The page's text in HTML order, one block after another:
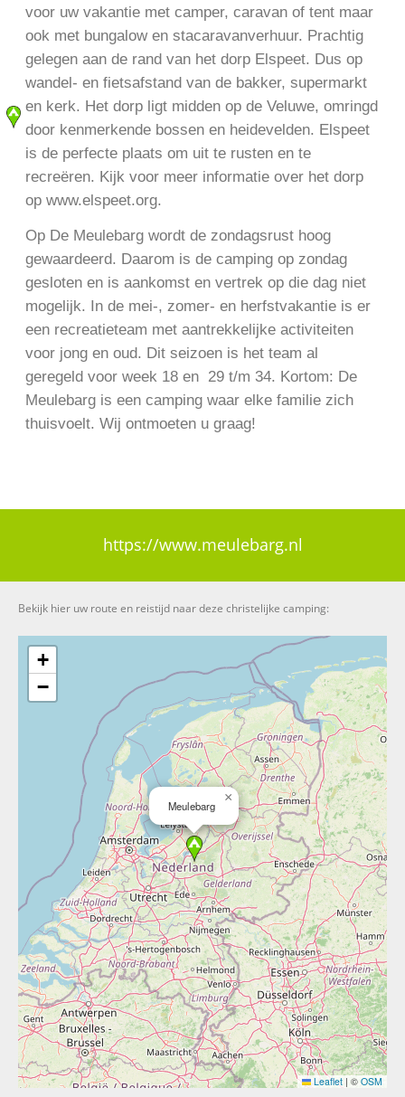
voor uw vakantie met camper, caravan of tent maar
ook met bungalow en stacaravanverhuur. Prachtig
gelegen aan de rand van het dorp Elspeet. Dus op
wandel- en fietsafstand van de bakker, supermarkt
en kerk. Het dorp ligt midden op de Veluwe, omringd
door kenmerkende bossen en heidevelden. Elspeet
is de perfecte plaats om uit te rusten en te
recreëren. Kijk voor meer informatie over het dorp
op www.elspeet.org.
Op De Meulebarg wordt de zondagsrust hoog
gewaardeerd. Daarom is de camping op zondag
gesloten en is aankomst en vertrek op die dag niet
mogelijk. In de mei-, zomer- en herfstvakantie is er
een recreatieteam met aantrekkelijke activiteiten
voor jong en oud. Dit seizoen is het team al
geregeld voor week 18 en 29 t/m 34. Kortom: De
Meulebarg is een camping waar elke familie zich
thuisvoelt. Wij ontmoeten u graag!
https://www.meulebarg.nl
Bekijk hier uw route en reistijd naar deze christelijke camping:
Meulebarg
×
+
−
Leaflet | © OSM